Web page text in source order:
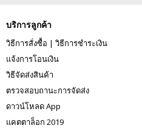
บริการลูกค้า
วิธีการสั่งซื้อ | วิธีการชำระเงิน
แจ้งการโอนเงิน
วิธีจัดส่งสินค้า
ตรวจสอบถานะการจัดส่ง
ดาวน์โหลด App
แคตตาล็อก 2019